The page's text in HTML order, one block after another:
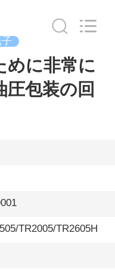
めに非常に
圧包装の回
TR2005/TR2605H